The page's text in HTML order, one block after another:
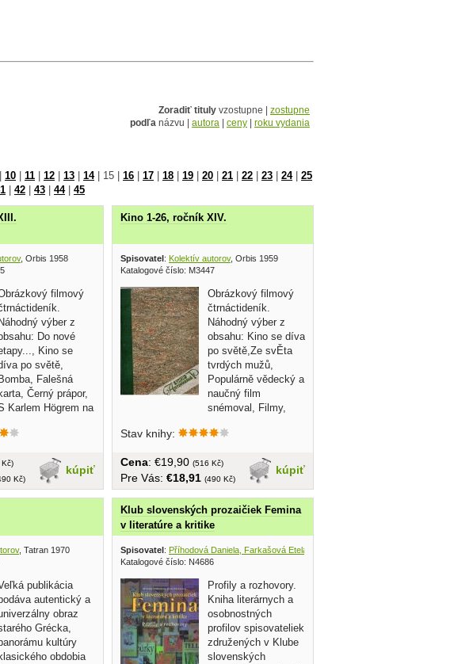
Zoradiť tituly vzostupne | zostupne
podľa názvu | autora ceny roku vydania
10 11 12 13 14| 15 16 17 18 19 20 21 22 23 24| 25
42 43 44| 45
, Orbis 1958
filmový
Náhodný výber z
Do nové
Kino se
po světě,
Bomba, Falešná
karta, Černý prápor,
Karlem Högrem na
kúpiť
Kč)
Kino 1-26, ročník XIV.
Spisovatel: Kolektív autorov, Orbis 1959
Katalogové číslo: M3447
Obrázkový filmový
čtrnáctideník.
Náhodný výber z
obsahu: Kino se díva
po světě,Ze svĚta
tvrdých mužů,
Populárně vědecký a
naučný film
snémoval, Filmy,
Stav knihy:
kúpiť
Cena: €19,90 (516 Kč)
Pre Vás: €18,91 (490 Kč)
, Tatran 1970
publikácia
autentický a
obraz
Grécka,
kultúry
klasického obdobia
Klub slovenských prozaičiek Femina
v literatúre a kritike
Spisovatel : Příhodová Daniela, Farkašová Etela
Katalogové číslo: N4686
Profily a rozhovory.
Kniha literárnych a
osobnostných
profilov spisovateliek
združených v Klube
slovenských